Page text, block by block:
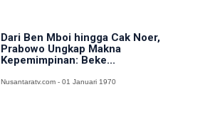
Dari Ben Mboi hingga Cak Noer,
Prabowo Ungkap Makna
Kepemimpinan: Beke...
Nusantaratv.com - 01 Januari 1970